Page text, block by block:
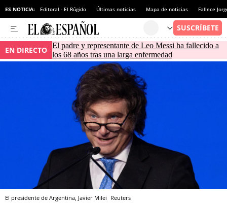
ES NOTICIA: Editoral - El Rúgido Últimas noticias Mapa de noticias Fallece
EN DIRECTO El padre y representante de Leo Messi ha fallecido a
los 68 años tras una larga enfermedad
El presidente de Argentina, Javier Milei Reuters